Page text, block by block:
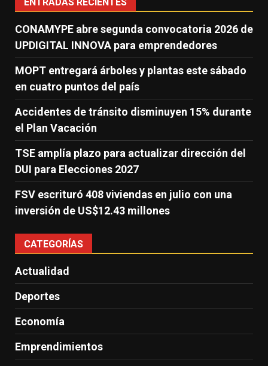
CONAMYPE abre segunda convocatoria 2026 de
UPDIGITAL INNOVA para emprendedores
MOPT entregará árboles y plantas este sábado
en cuatro puntos del país
Accidentes de tránsito disminuyen 15% durante
el Plan Vacación
TSE amplía plazo para actualizar dirección del
DUI para Elecciones 2027
FSV escrituró 408 viviendas en julio con una
inversión de US$12.43 millones
CATEGORÍAS
Actualidad
Deportes
Economía
Emprendimientos